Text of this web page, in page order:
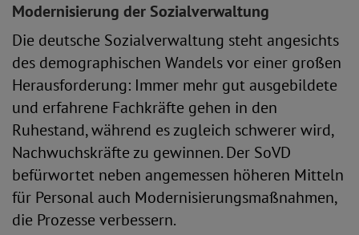
Modernisierung der Sozialverwaltung
Die deutsche Sozialverwaltung steht angesichts
des demographischen Wandels vor einer großen
Herausforderung: Immer mehr gut ausgebildete
und erfahrene Fachkräfte gehen in den
Ruhestand, während es zugleich schwerer wird,
Nachwuchskräfte zu gewinnen. Der SoVD
befürwortet neben angemessen höheren Mitteln
für Personal auch Modernisierungsmaßnahmen,
die Prozesse verbessern.